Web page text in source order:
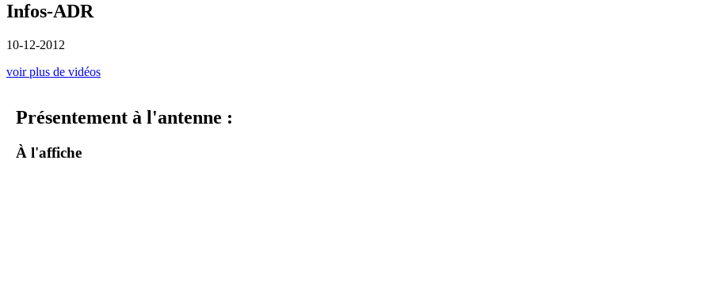
Infos-ADR
10-12-2012
voir plus de vidéos
Présentement à l'antenne :
À l'affiche